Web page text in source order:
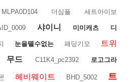
MLPA0D104 더심플 세트아이보
샤이니 미미캐츠 디
눈을뗄수없는 패딩기모
트위
무드 C11K4_pc2392 로고그라
헤비웨이트 BHD_5002
트